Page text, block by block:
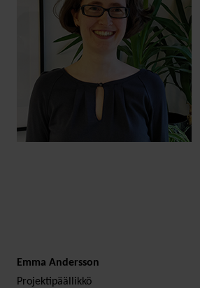
Emma Andersson
Projektipäällikkö